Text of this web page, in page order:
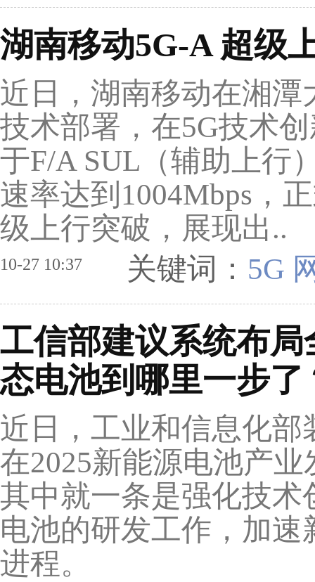
湖南移动5G-A 超级
近日，湖南移动在湘
技术部署，在5G技术
于F/A SUL（辅助上行
速率达到1004Mbps，
级上行突破，展现出..
10-27 10:37 关键词： 5G
工信部建议系统布
态电池到哪里一步了
近日，工业和信息化
在2025新能源电池产
其中就一条是强化技
电池的研发工作，加
进程。